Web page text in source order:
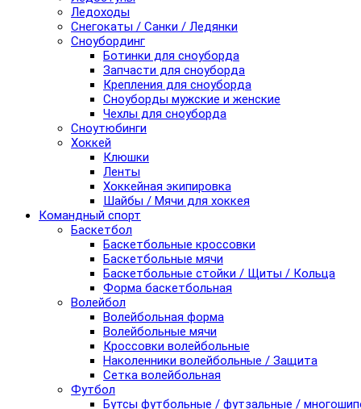
Ледоходы
Снегокаты / Санки / Ледянки
Сноубординг
Ботинки для сноуборда
Запчасти для сноуборда
Крепления для сноуборда
Сноуборды мужские и женские
Чехлы для сноуборда
Сноутюбинги
Хоккей
Клюшки
Ленты
Хоккейная экипировка
Шайбы / Мячи для хоккея
Командный спорт
Баскетбол
Баскетбольные кроссовки
Баскетбольные мячи
Баскетбольные стойки / Щиты / Кольца
Форма баскетбольная
Волейбол
Волейбольная форма
Волейбольные мячи
Кроссовки волейбольные
Наколенники волейбольные / Защита
Сетка волейбольная
Футбол
Бутсы футбольные / футзальные /